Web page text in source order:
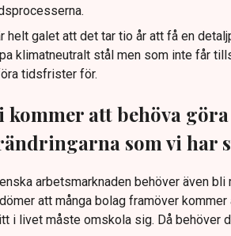
helt galet att det tar tio år att få en
klimatneutralt stål men som inte får
tidsfrister för.
kommer att behöva
som vi har
arbetsmarknaden behöver även
att många bolag framöver
i livet måste omskola sig. Då behöver